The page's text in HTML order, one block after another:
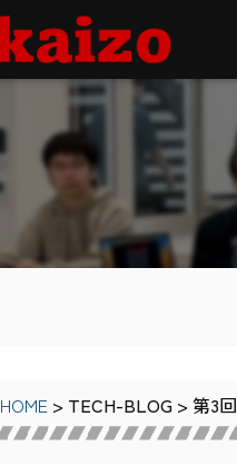
HOME > TECH-BLOG > 第3回